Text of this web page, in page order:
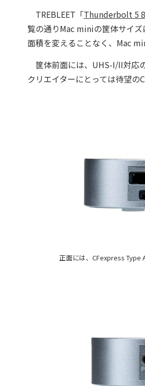
TREBLEET「Thunderbolt 5
覧の通りMac miniの筐体サイ
面積を変えることなく、Mac
筐体前面には、UHS-I/II対応
クリエイターにとっては待望の
正面には、CFexpress Type